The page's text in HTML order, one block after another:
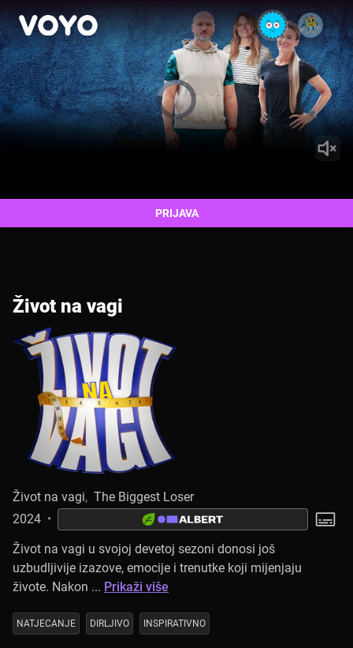
Video
Player
is
loading.
Život na vagi
Život na vagi, The Biggest Loser
2024 •
Život na vagi u svojoj devetoj sezoni donosi još
uzbudljivije izazove, emocije i trenutke koji mijenjaju
živote. Nakon ... Prikaži više
NATJECANJE DIRLJIVO INSPIRATIVNO
PRIJAVA